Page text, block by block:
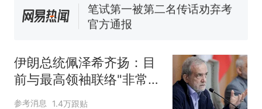
来源：参考消息）
笔试第一被第二名传话劝弃考
官方通报
热
制裁瓜子饺子，美国怕什
么？
伊朗总统佩泽希齐扬：目
前与最高领袖联络"非常困
难"
参考消息 1.4万跟贴